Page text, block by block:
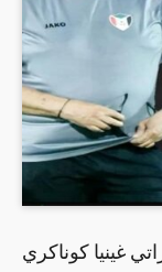
غينيا كوناكري